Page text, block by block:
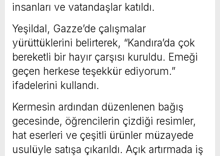
insanları ve vatandaşlar katıldı.
Yeşildal, Gazze’de çalışmalar
yürüttüklerini belirterek, “Kandıra’da çok
bereketli bir hayır çarşısı kuruldu. Emeği
geçen herkese teşekkür ediyorum.”
ifadelerini kullandı.
Kermesin ardından düzenlenen bağış
gecesinde, öğrencilerin çizdiği resimler,
hat eserleri ve çeşitli ürünler müzayede
usulüyle satışa çıkarıldı. Açık artırmada iş